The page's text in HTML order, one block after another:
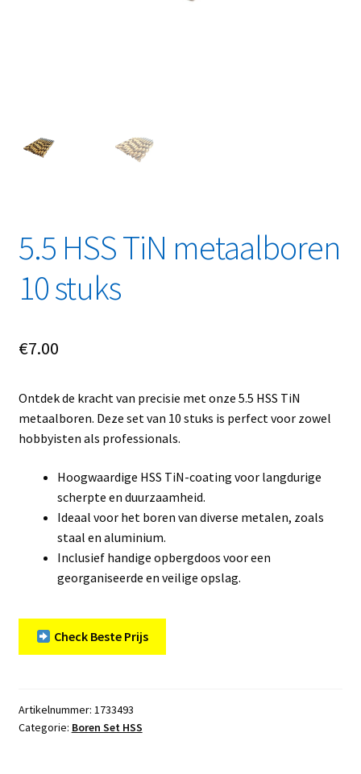
Overzicht
5.5 HSS TiN metaalboren
10 stuks
€7.00
Ontdek de kracht van precisie met onze 5.5 HSS TiN
metaalboren. Deze set van 10 stuks is perfect voor zowel
hobbyisten als professionals.
Hoogwaardige HSS TiN-coating voor langdurige
scherpte en duurzaamheid.
Ideaal voor het boren van diverse metalen, zoals
staal en aluminium.
Inclusief handige opbergdoos voor een
georganiseerde en veilige opslag.
Check Beste Prijs
Artikelnummer: 1733493
Categorie: Boren Set HSS